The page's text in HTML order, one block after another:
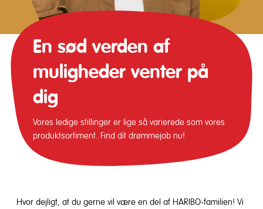
En sød verden af
muligheder venter på
dig
Vores ledige stillinger er lige så varierede som vores
produktsortiment. Find dit drømmejob nu!
Hvor dejligt, at du gerne vil være en del af HARIBO-familien! Vi